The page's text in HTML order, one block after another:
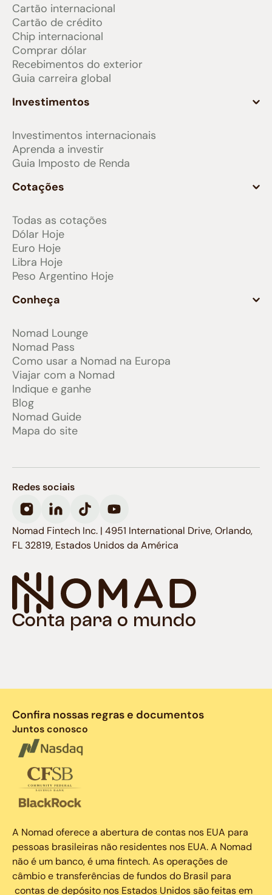
Cartão internacional
Cartão de crédito
Chip internacional
Comprar dólar
Recebimentos do exterior
Guia carreira global
Investimentos
Investimentos internacionais
Aprenda a investir
Guia Imposto de Renda
Cotações
Todas as cotações
Dólar Hoje
Euro Hoje
Libra Hoje
Peso Argentino Hoje
Conheça
Nomad Lounge
Nomad Pass
Como usar a Nomad na Europa
Viajar com a Nomad
Indique e ganhe
Blog
Nomad Guide
Mapa do site
Conta para o mundo
Redes sociais
Nomad Fintech Inc. | 4951 International Drive, Orlando,
FL 32819, Estados Unidos da América
Confira nossas regras e documentos
Juntos conosco
A Nomad oferece a abertura de contas nos EUA para
pessoas brasileiras não residentes nos EUA. A Nomad
não é um banco, é uma fintech. As operações de
câmbio e transferências de fundos do Brasil para
contas de depósito nos Estados Unidos são feitas em